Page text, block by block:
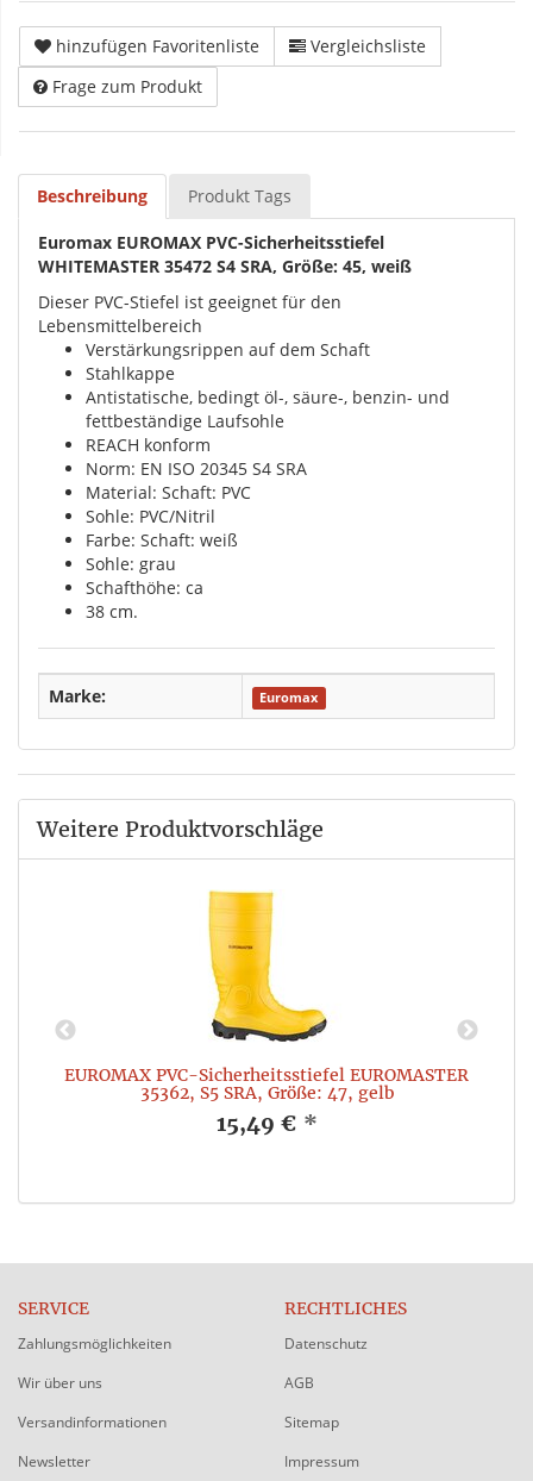
hinzufügen Favoritenliste
Vergleichsliste
Frage zum Produkt
Beschreibung Produkt Tags
Euromax EUROMAX PVC-Sicherheitsstiefel
WHITEMASTER 35472 S4 SRA, Größe: 45, weiß
Dieser PVC-Stiefel ist geeignet für den
Lebensmittelbereich
Verstärkungsrippen auf dem Schaft
Stahlkappe
Antistatische, bedingt öl-, säure-, benzin- und
fettbeständige Laufsohle
REACH konform
Norm: EN ISO 20345 S4 SRA
Material: Schaft: PVC
Sohle: PVC/Nitril
Farbe: Schaft: weiß
Sohle: grau
Schafthöhe: ca
38 cm.
Marke: Euromax
Weitere Produktvorschläge
EUROMAX PVC-Sicherheitsstiefel EUROMASTER
35362, S5 SRA, Größe: 47, gelb
15,49 € *
SERVICE
Zahlungsmöglichkeiten
Wir über uns
Versandinformationen
Newsletter
RECHTLICHES
Datenschutz
AGB
Sitemap
Impressum